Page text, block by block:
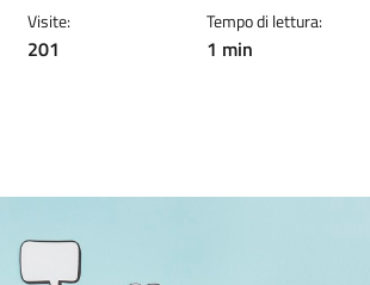
Visite:
201
Tempo di lettura:
1 min